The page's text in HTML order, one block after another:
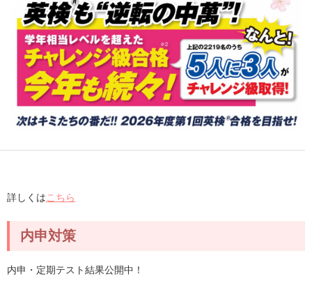
詳しくはこちら
内申対策
内申・定期テスト結果公開中！